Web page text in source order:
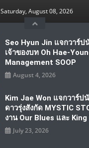
Saturday, August 08, 2026
Seo Hyun Jin แจกวาร์ป
เจ้าของบท Oh Hae-
Management SOOP
August 4, 2026
Kim Jae Won แจกวาร์ป
ดาวรุ่งสังกัด MYSTIC
งาน Our Blues และ
July 23, 2026